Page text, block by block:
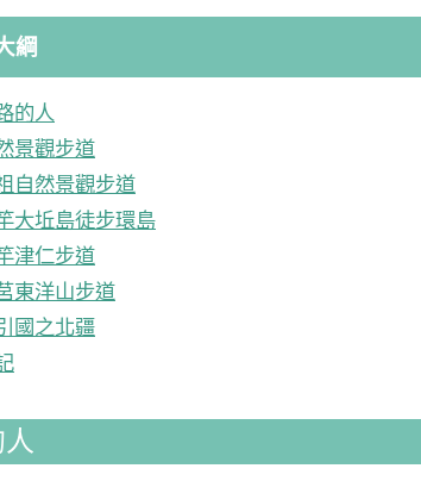
綱
的人
景觀步道
自然景觀步道
大坵島徒步環島
津仁步道
東洋山步道
國之北疆